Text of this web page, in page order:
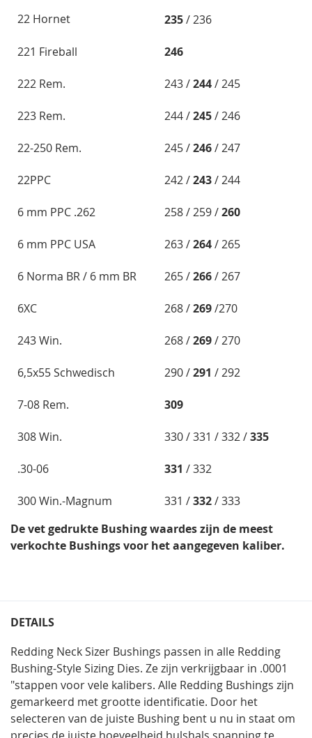
22 Hornet 235/ 236
221 Fireball 246
222 Rem. 243 /244/ 245
223 Rem. 244 /245/ 246
22-250 Rem. 245 /246/ 247
22PPC 242 /243/ 244
6 mm PPC .262 258 / 259 /260
6 mm PPC USA 263 /264/ 265
6 Norma BR / 6 mm BR 265 /266/ 267
6XC 268 /269/270
243 Win. 268 /269/ 270
6,5x55 Schwedisch 290 /291 / 292
7-08 Rem. 309
308 Win. 330 / 331 / 332 /335
.30-06 331 / 332
300 Win.-Magnum 331 /332/ 333
De vet gedrukte Bushing waardes zijn de meest
verkochte Bushings voor het aangegeven kaliber.
DETAILS
Redding Neck Sizer Bushings passen in alle Redding
Bushing-Style Sizing Dies. Ze zijn verkrijgbaar in .0001
"stappen voor vele kalibers. Alle Redding Bushings zijn
gemarkeerd met grootte identificatie. Door het
selecteren van de juiste Bushing bent u nu in staat om